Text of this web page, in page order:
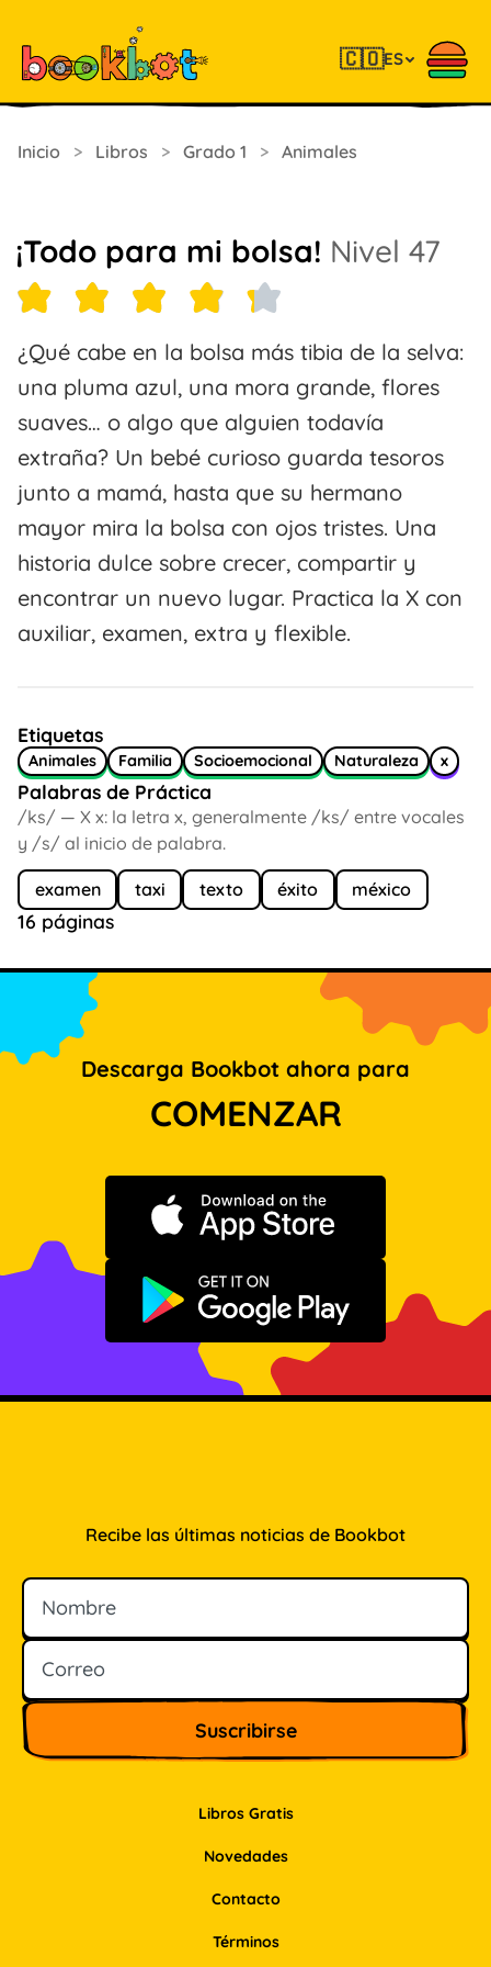
🇨🇴ES
Inicio > Libros > Grado 1 > Animales
¡Todo para mi bolsa! Nivel 47
¿Qué cabe en la bolsa más tibia de la selva:
una pluma azul, una mora grande, flores
suaves… o algo que alguien todavía
extraña? Un bebé curioso guarda tesoros
junto a mamá, hasta que su hermano
mayor mira la bolsa con ojos tristes. Una
historia dulce sobre crecer, compartir y
encontrar un nuevo lugar. Practica la X con
auxiliar, examen, extra y flexible.
Etiquetas
Animales Familia Socioemocional Naturaleza x
Palabras de Práctica
/ks/ — X x: la letra x, generalmente /ks/ entre vocales
y /s/ al inicio de palabra.
examen taxi texto éxito méxico
16 páginas
Descarga Bookbot ahora para
COMENZAR
Descargar en App Store
Disponible en Google Play
Libros Gratis
Novedades
Contacto
Recibe las últimas noticias de Bookbot
Nombre
Correo
Términos